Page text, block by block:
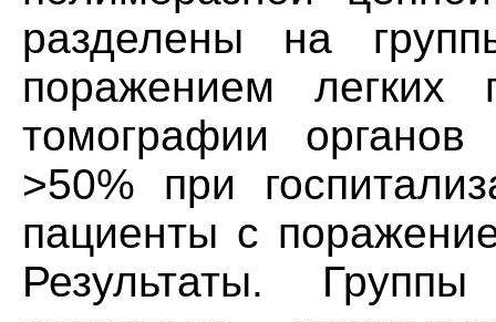
разделены на
поражением легких
томографии
>50% при
пациенты с
Результаты.